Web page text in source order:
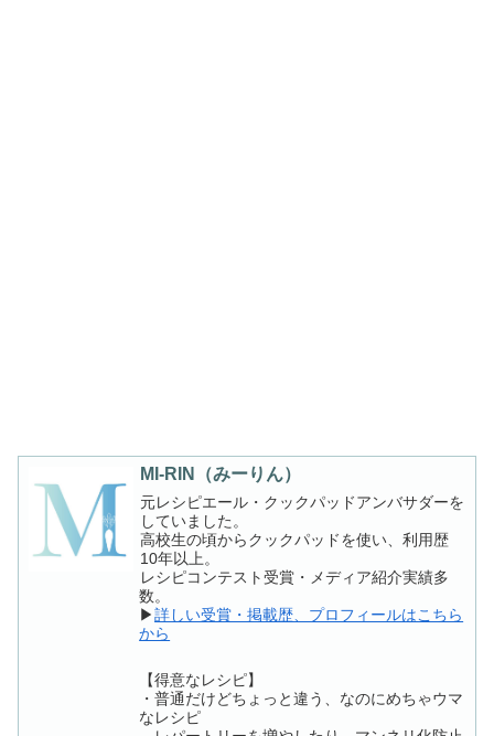
MI-RIN（みーりん）
元レシピエール・クックパッドアンバサダーを
していました。
高校生の頃からクックパッドを使い、利用歴
10年以上。
レシピコンテスト受賞・メディア紹介実績多
数。
▶詳しい受賞・掲載歴、プロフィールはこちら
から
【得意なレシピ】
・普通だけどちょっと違う、なのにめちゃウマ
なレシピ